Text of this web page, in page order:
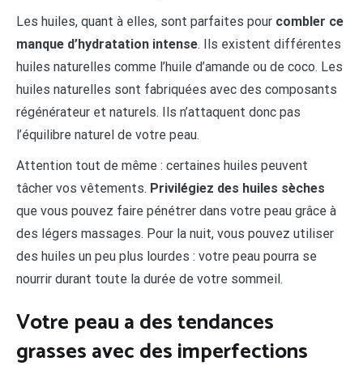
Les huiles, quant à elles, sont parfaites pour combler ce
manque d’hydratation intense. Ils existent différentes
huiles naturelles comme l’huile d’amande ou de coco. Les
huiles naturelles sont fabriquées avec des composants
régénérateur et naturels. Ils n’attaquent donc pas
l’équilibre naturel de votre peau.
Attention tout de même : certaines huiles peuvent
tâcher vos vêtements. Privilégiez des huiles sèches
que vous pouvez faire pénétrer dans votre peau grâce à
des légers massages. Pour la nuit, vous pouvez utiliser
des huiles un peu plus lourdes : votre peau pourra se
nourrir durant toute la durée de votre sommeil.
Votre peau a des tendances
grasses avec des imperfections